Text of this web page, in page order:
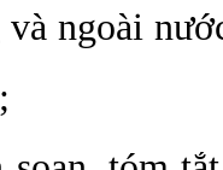
ngoài